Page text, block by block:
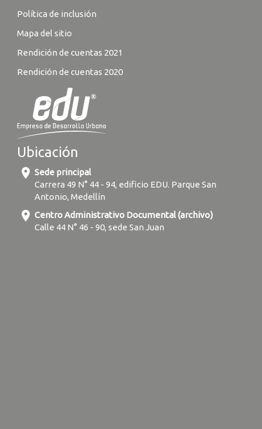
Política de inclusión
Mapa del sitio
Rendición de cuentas 2021
Rendición de cuentas 2020
Ubicación
location_on Sede principal
Carrera 49 N° 44 - 94, edificio EDU. Parque San
Antonio, Medellín
location_on Centro Administrativo Documental (archivo)
Calle 44 N° 46 - 90, sede San Juan